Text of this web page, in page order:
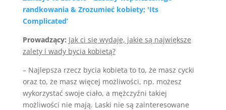
randkowania & Zrozumieć kobiety; 'Its
Complicated’
Prowadzący: Jak ci się wydaje, jakie są największe
zalety i wady bycia kobietą?
– Najlepsza rzecz bycia kobieta to to, że masz cycki
oraz to, że masz więcej możliwości, np. możesz
wykorzystać swoje ciało, a mężczyźni takiej
możliwości nie mają. Laski nie są zainteresowane